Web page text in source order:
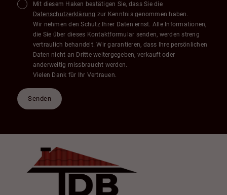
Mit diesem Haken bestätigen Sie, dass Sie die
Datenschutzerklärung zur Kenntnis genommen haben.
Wir nehmen den Schutz Ihrer Daten ernst. Alle Informationen,
die Sie über dieses Kontaktformular senden, werden streng
vertraulich behandelt. Wir garantieren, dass Ihre persönlichen
Daten nicht an Dritte weitergegeben, verkauft oder
anderweitig missbraucht werden.
Vielen Dank für Ihr Vertrauen.
Senden